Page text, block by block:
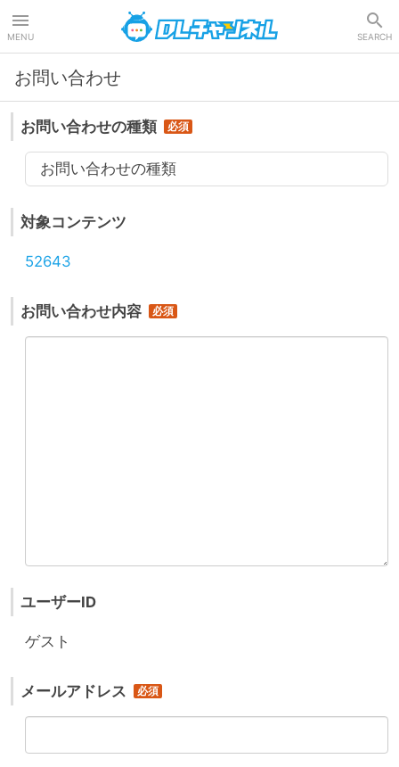
MENU SEARCH
お問い合わせ
お問い合わせの種類
お問い合わせの種類
対象コンテンツ
52643
お問い合わせ内容
ユーザーID
ゲスト
メールアドレス